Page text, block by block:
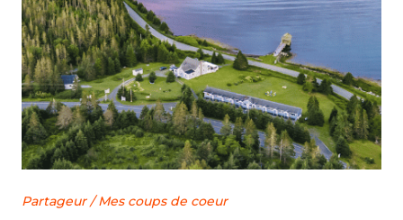
Partageur/Mes coups de coeur